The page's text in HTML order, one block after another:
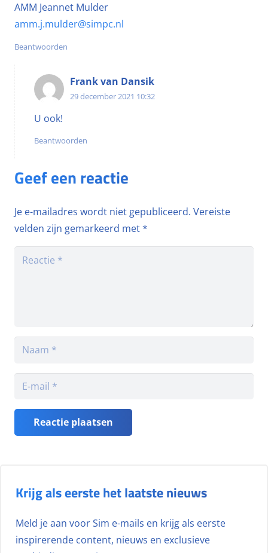
AMM Jeannet Mulder
amm.j.mulder@simpc.nl
Beantwoorden
Frank van Dansik
29 december 2021 10:32
U ook!
Beantwoorden
Geef een reactie
Je e-mailadres wordt niet gepubliceerd. Vereiste
velden zijn gemarkeerd met*
Reactie plaatsen
Krijg als eerste het laatste nieuws
Meld je aan voor Sim e-mails en krijg als eerste
inspirerende content, nieuws en exclusieve